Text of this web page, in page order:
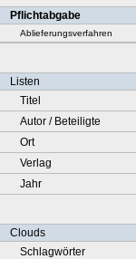
Pflichtabgabe
Ablieferungsverfahren
Listen
Titel
Autor / Beteiligte
Ort
Verlag
Jahr
Clouds
Schlagwörter